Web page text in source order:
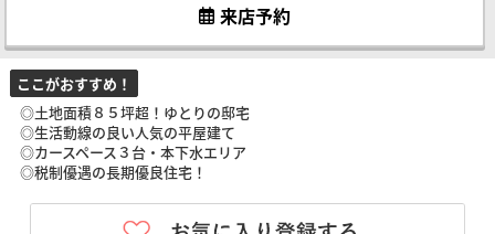
来店予約
ここがおすすめ！
◎土地面積８５坪超！ゆとりの邸宅
◎生活動線の良い人気の平屋建て
◎カースペース３台・本下水エリア
◎税制優遇の長期優良住宅！